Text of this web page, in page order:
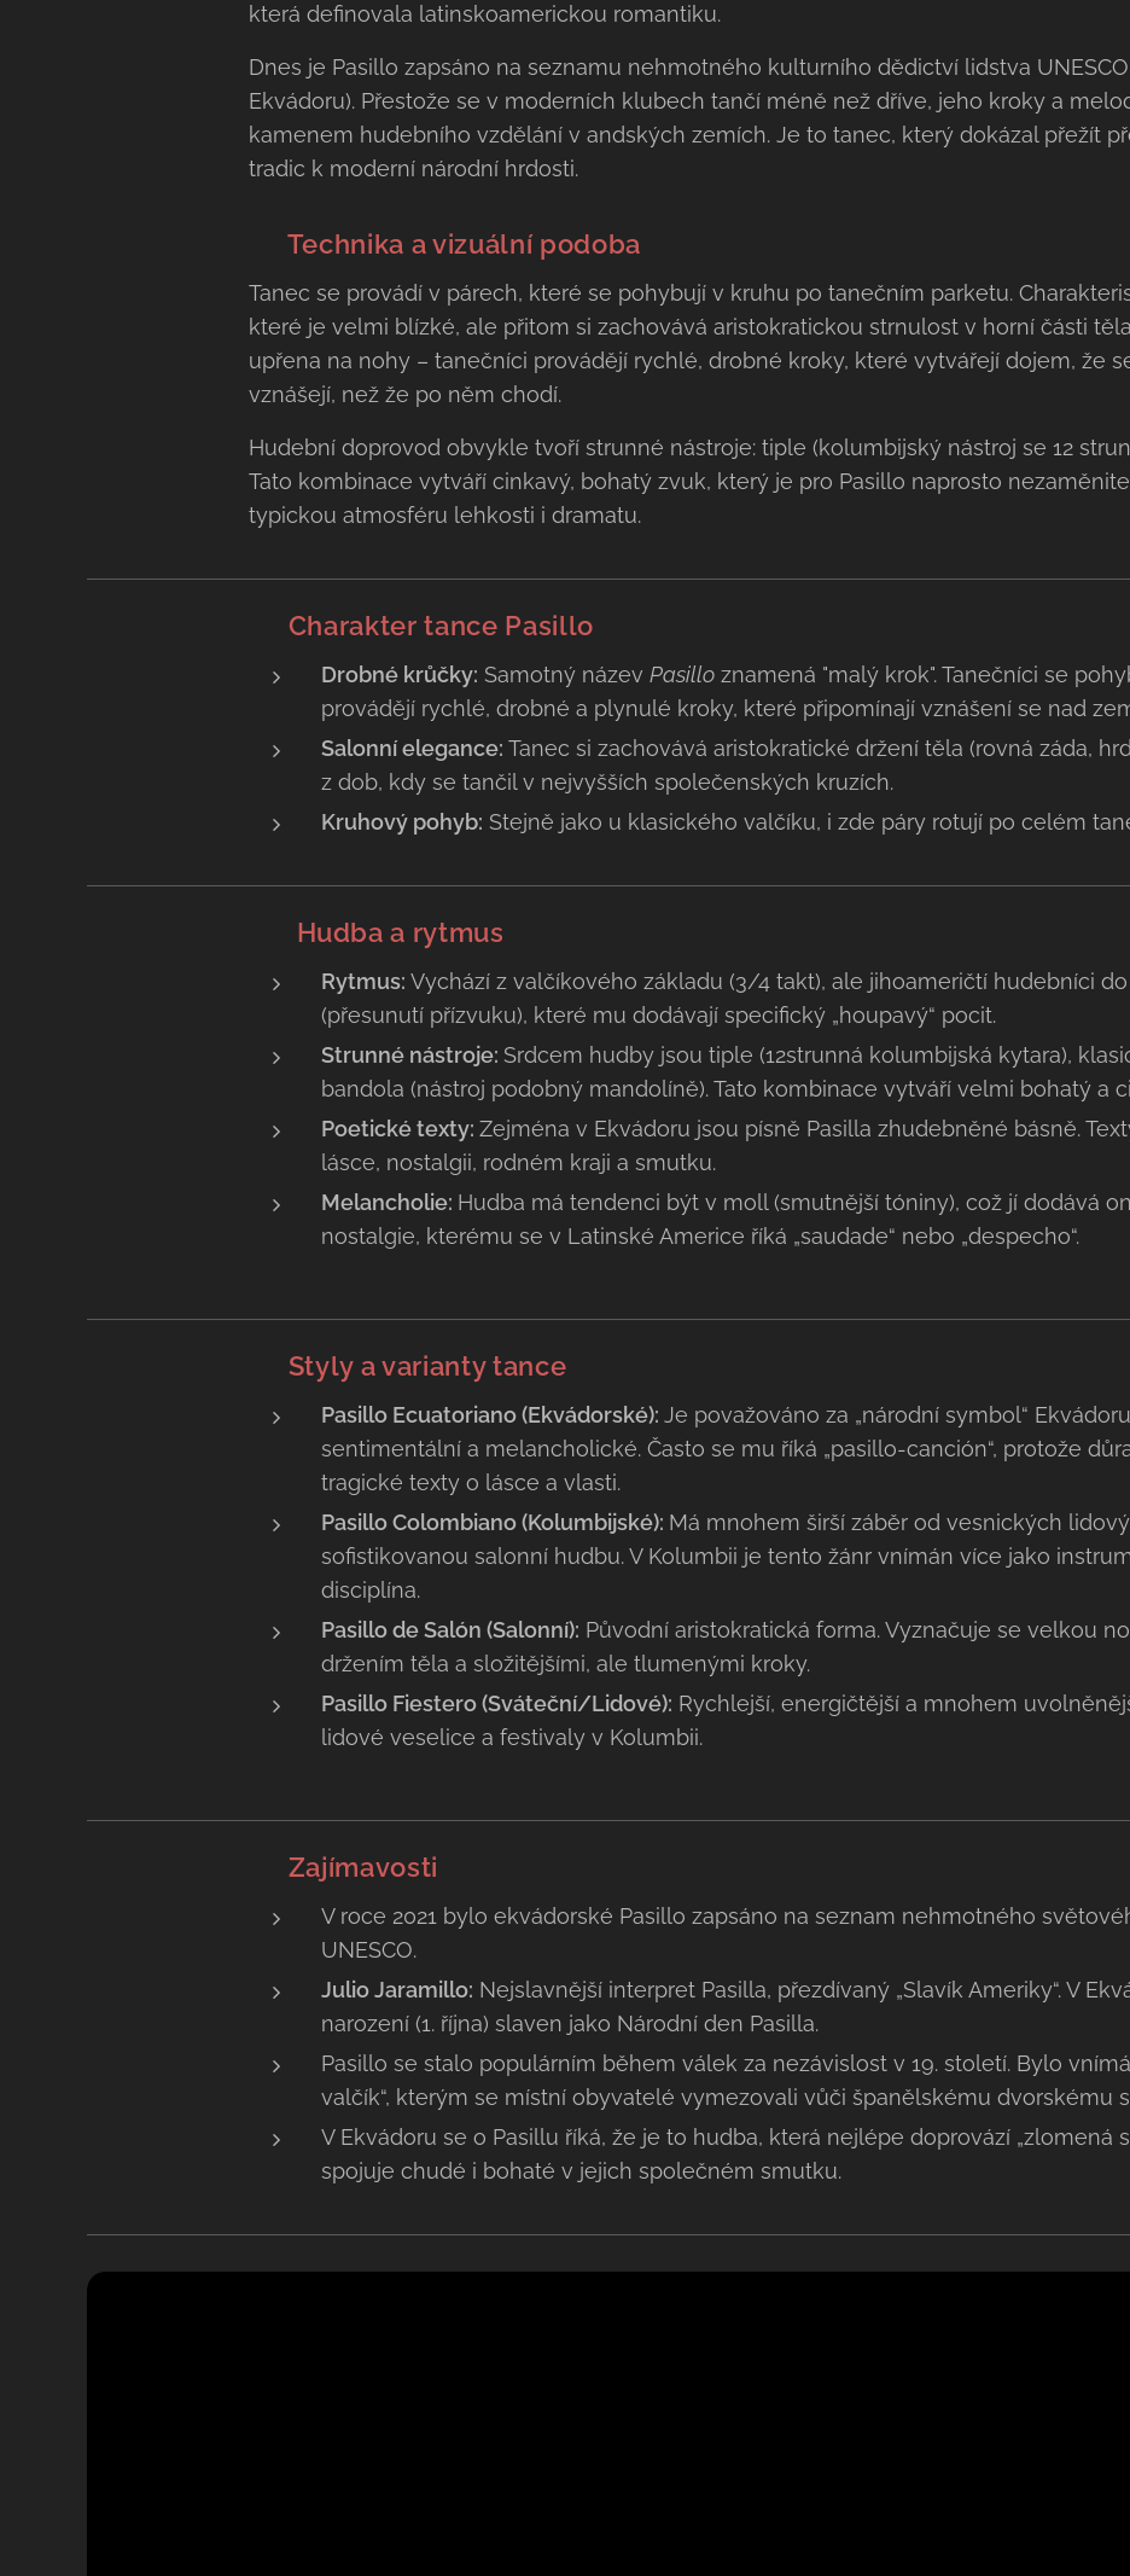
která definovala latinskoamerickou romantiku.
​Dnes je Pasillo zapsáno na seznamu nehmotného kulturního dědictví lidstva
Ekvádoru). Přestože se v moderních klubech tančí méně než dříve, jeho kroky a
kamenem hudebního vzdělání v andských zemích. Je to tanec, který dokázal přežít
tradic k moderní národní hrdosti.
🩰 Technika a vizuální podoba
​Tanec se provádí v párech, které se pohybují v kruhu po tanečním parketu.
které je velmi blízké, ale přitom si zachovává aristokratickou strnulost v horní části
upřena na nohy – tanečníci provádějí rychlé, drobné kroky, které vytvářejí dojem, že
vznášejí, než že po něm chodí.
​Hudební doprovod obvykle tvoří strunné nástroje: tiple (kolumbijský nástroj se 12
Tato kombinace vytváří cinkavý, bohatý zvuk, který je pro Pasillo naprosto
typickou atmosféru lehkosti i dramatu.
💃 Charakter tance Pasillo
Drobné krůčky: Samotný název Pasilloznamená "malý krok". Tanečníci se
provádějí rychlé, drobné a plynulé kroky, které připomínají vznášení se nad
Salonní elegance: Tanec si zachovává aristokratické držení těla (rovná záda,
z dob, kdy se tančil v nejvyšších společenských kruzích.
Kruhový pohyb: Stejně jako u klasického valčíku, i zde páry rotují po celém
Hudba a rytmus
​Rytmus: Vychází z valčíkového základu (3/4 takt), ale jihoameričtí hudebníci
(přesunutí přízvuku), které mu dodávají specifický „houpavý“ pocit.
​Strunné nástroje: Srdcem hudby jsou tiple (12strunná kolumbijská kytara),
bandola (nástroj podobný mandolíně). Tato kombinace vytváří velmi bohatý a
​Poetické texty: Zejména v Ekvádoru jsou písně Pasilla zhudebněné básně.
lásce, nostalgii, rodném kraji a smutku.
​Melancholie: Hudba má tendenci být v moll (smutnější tóniny), což jí dodává
nostalgie, kterému se v Latinské Americe říká „saudade“ nebo „despecho“.
✨ Styly a varianty tance
Pasillo Ecuatoriano (Ekvádorské): Je považováno za „národní symbol“
sentimentální a melancholické. Často se mu říká „pasillo-canción“, protože
tragické texty o lásce a vlasti.
​Pasillo Colombiano (Kolumbijské): Má mnohem širší záběr od vesnických
sofistikovanou salonní hudbu. V Kolumbii je tento žánr vnímán více jako
disciplína.
Pasillo de Salón (Salonní): Původní aristokratická forma. Vyznačuje se velkou
držením těla a složitějšími, ale tlumenými kroky.
Pasillo Fiestero (Sváteční/Lidové): Rychlejší, energičtější a mnohem
lidové veselice a festivaly v Kolumbii.
💡 Zajímavosti
V roce 2021 bylo ekvádorské Pasillo zapsáno na seznam nehmotného
UNESCO.
​Julio Jaramillo: Nejslavnější interpret Pasilla, přezdívaný „Slavík Ameriky“. V
narození (1. října) slaven jako Národní den Pasilla.
​Pasillo se stalo populárním během válek za nezávislost v 19. století. Bylo
valčík“, kterým se místní obyvatelé vymezovali vůči španělskému dvorskému
​V Ekvádoru se o Pasillu říká, že je to hudba, která nejlépe doprovází „zlomená
spojuje chudé i bohaté v jejich společném smutku.